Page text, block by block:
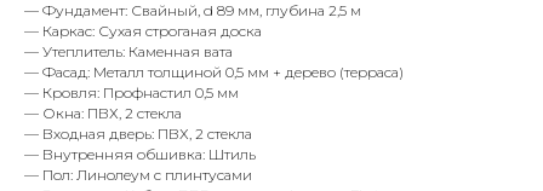
— Фундамент: Свайный, d 89 мм, глубина 2,5 м
— Каркас: Сухая строганая доска
— Утеплитель: Каменная вата
— Фасад: Металл толщиной 0,5 мм + дерево (терраса)
— Кровля: Профнастил 0,5 мм
— Окна: ПВХ, 2 стекла
— Входная дверь: ПВХ, 2 стекла
— Внутренняя обшивка: Штиль
— Пол: Линолеум с плинтусами